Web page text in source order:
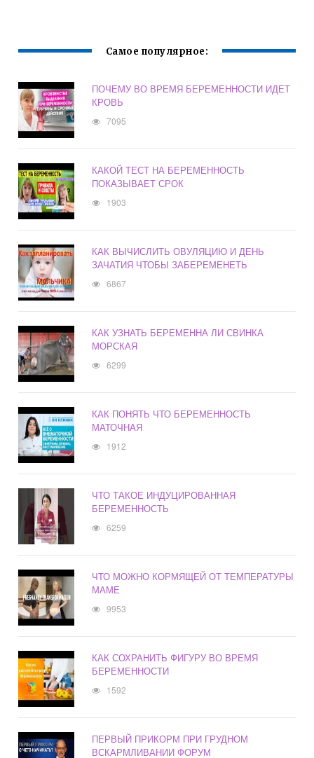
Самое популярное:
ПОЧЕМУ ВО ВРЕМЯ БЕРЕМЕННОСТИ ИДЕТ
КРОВЬ
7095
КАКОЙ ТЕСТ НА БЕРЕМЕННОСТЬ
ПОКАЗЫВАЕТ СРОК
1903
КАК ВЫЧИСЛИТЬ ОВУЛЯЦИЮ И ДЕНЬ
ЗАЧАТИЯ ЧТОБЫ ЗАБЕРЕМЕНЕТЬ
6867
КАК УЗНАТЬ БЕРЕМЕННА ЛИ СВИНКА
МОРСКАЯ
6299
КАК ПОНЯТЬ ЧТО БЕРЕМЕННОСТЬ
МАТОЧНАЯ
1912
ЧТО ТАКОЕ ИНДУЦИРОВАННАЯ
БЕРЕМЕННОСТЬ
6259
ЧТО МОЖНО КОРМЯЩЕЙ ОТ ТЕМПЕРАТУРЫ
МАМЕ
9953
КАК СОХРАНИТЬ ФИГУРУ ВО ВРЕМЯ
БЕРЕМЕННОСТИ
1592
ПЕРВЫЙ ПРИКОРМ ПРИ ГРУДНОМ
ВСКАРМЛИВАНИИ ФОРУМ